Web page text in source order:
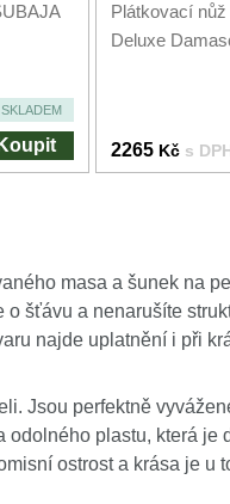
SKLADEM
Koupit
Plátkovací
Deluxe
2265 Kč s
masa a šunek na
šťávu a nenarušíte
najde uplatnění i při
Jsou perfektně
plastu, která je
ostrost a krása je u